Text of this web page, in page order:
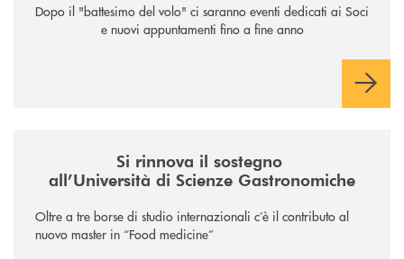
Dopo il "battesimo del volo" ci saranno eventi dedicati ai Soci
e nuovi appuntamenti fino a fine anno
Si rinnova il sostegno
all’Università di Scienze Gastronomiche
Oltre a tre borse di studio internazionali c’è il contributo al
nuovo master in “Food medicine”